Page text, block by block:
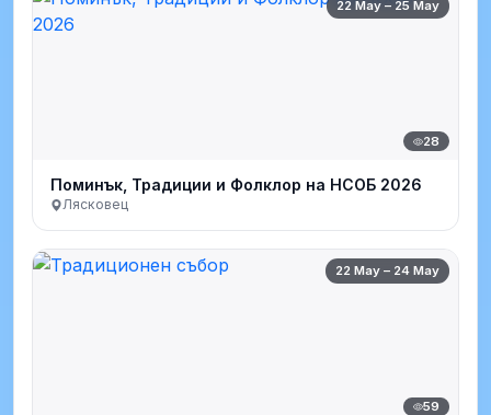
22 May – 25 May
28
Поминък, Традиции и Фолклор на НСОБ 2026
Лясковец
22 May – 24 May
59